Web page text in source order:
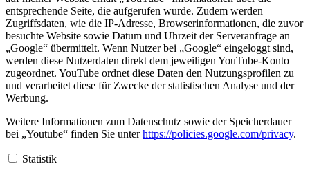
entsprechende Seite, die aufgerufen wurde. Zudem werden
Zugriffsdaten, wie die IP-Adresse, Browserinformationen, die zuvor
besuchte Website sowie Datum und Uhrzeit der Serveranfrage an
„Google“ übermittelt. Wenn Nutzer bei „Google“ eingeloggt sind,
werden diese Nutzerdaten direkt dem jeweiligen YouTube-Konto
zugeordnet. YouTube ordnet diese Daten den Nutzungsprofilen zu
und verarbeitet diese für Zwecke der statistischen Analyse und der
Werbung.
Weitere Informationen zum Datenschutz sowie der Speicherdauer
bei „Youtube“ finden Sie unterhttps://policies.google.com/privacy.
Statistik